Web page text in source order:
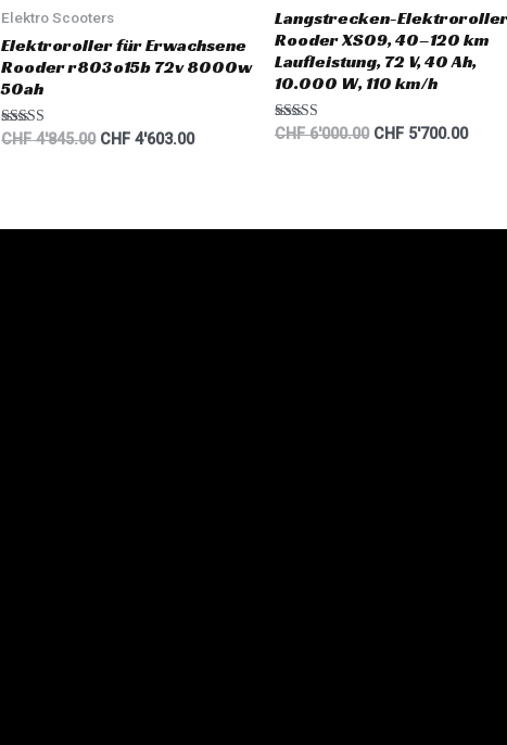
Elektro Scooters
Elektroroller für Erwachsene
Rooder r803o15b 72v 8000w
50ah
Rated
CHF4'845.00 CHF 4'603.00
Langstrecken-
Rooder XS09, 40–120 km
Laufleistung, 72 V, 40 Ah,
10.000 W, 110 km/h
Rated
CHF6'000.00 CHF 5'700.00